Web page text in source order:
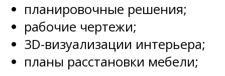
планировочные решения;
рабочие чертежи;
3D-визуализации интерьера;
планы расстановки мебели;